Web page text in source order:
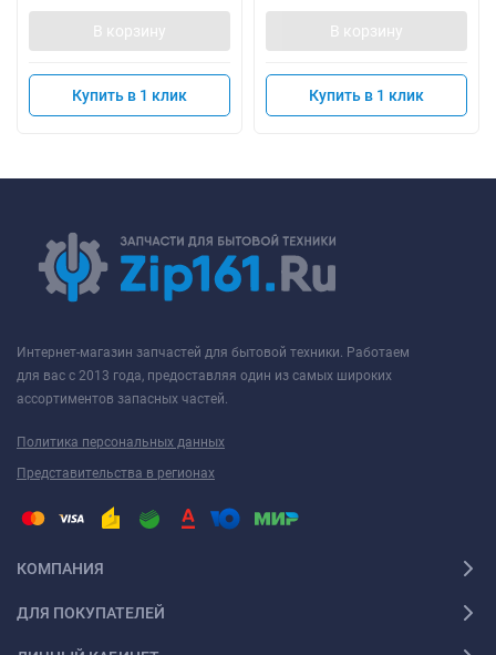
В корзину
Купить в 1 клик
В корзину
Купить в 1 клик
Интернет-магазин запчастей для бытовой техники. Работаем
для вас с 2013 года, предоставляя один из самых широких
ассортиментов запасных частей.
Политика персональных данных
Представительства в регионах
КОМПАНИЯ
ДЛЯ ПОКУПАТЕЛЕЙ